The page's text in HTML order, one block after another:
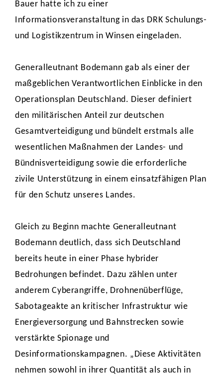
Bauer hatte ich zu einer
Informationsveranstaltung in das DRK Schulungs-
und Logistikzentrum in Winsen eingeladen.
Generalleutnant Bodemann gab als einer der
maßgeblichen Verantwortlichen Einblicke in den
Operationsplan Deutschland. Dieser definiert
den militärischen Anteil zur deutschen
Gesamtverteidigung und bündelt erstmals alle
wesentlichen Maßnahmen der Landes- und
Bündnisverteidigung sowie die erforderliche
zivile Unterstützung in einem einsatzfähigen Plan
für den Schutz unseres Landes.
Gleich zu Beginn machte Generalleutnant
Bodemann deutlich, dass sich Deutschland
bereits heute in einer Phase hybrider
Bedrohungen befindet. Dazu zählen unter
anderem Cyberangriffe, Drohnenüberflüge,
Sabotageakte an kritischer Infrastruktur wie
Energieversorgung und Bahnstrecken sowie
verstärkte Spionage und
Desinformationskampagnen. „Diese Aktivitäten
nehmen sowohl in ihrer Quantität als auch in